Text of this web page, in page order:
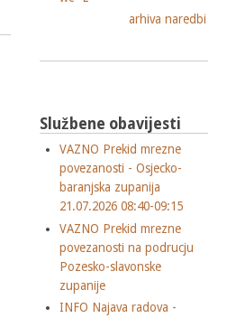
arhiva naredbi
Službene obavijesti
VAZNO Prekid mrezne
povezanosti - Osjecko-
baranjska zupanija
21.07.2026 08:40-09:15
VAZNO Prekid mrezne
povezanosti na podrucju
Pozesko-slavonske
zupanije
INFO Najava radova -